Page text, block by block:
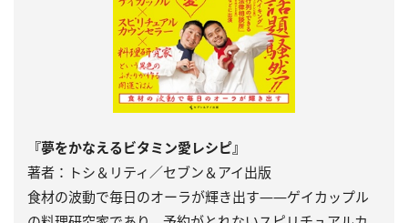
『夢をかなえるビタミン愛レシピ』
著者：トシ＆リティ／セブン＆アイ出版
食材の波動で毎日のオーラが輝き出す――ゲイカップル